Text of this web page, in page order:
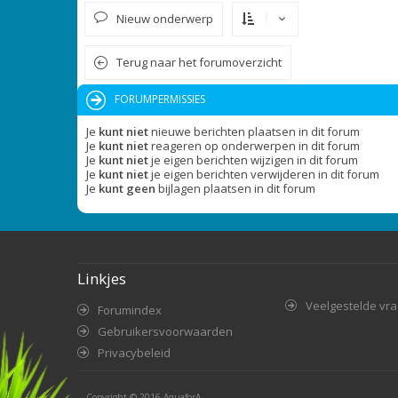
Nieuw onderwerp
Terug naar het forumoverzicht
FORUMPERMISSIES
Je kunt nietnieuwe berichten plaatsen in dit forum
Je kunt nietreageren op onderwerpen in dit forum
Je kunt nietje eigen berichten wijzigen in dit forum
Je kunt nietje eigen berichten verwijderen in dit forum
Je kunt geen bijlagen plaatsen in dit forum
Linkjes
Forumindex
Gebruikersvoorwaarden
Privacybeleid
Veelgestelde